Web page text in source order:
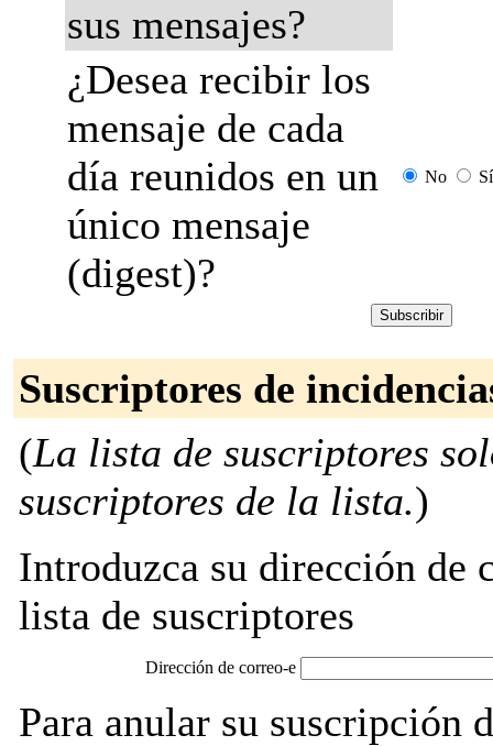
sus mensajes?
¿Desea recibir los
mensaje de cada
día reunidos en un
único mensaje
(digest)?
No Sí
Suscriptores de
(La lista de suscriptores
suscriptores de la lista.)
Introduzca su dirección de
lista de suscriptores
Dirección de correo-e
Para anular su suscripción